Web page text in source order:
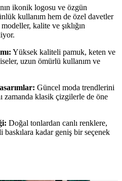
ikonik logosu ve özgün
kullanım hem de özel davetler
kalite ve şıklığın
Yüksek kaliteli pamuk, keten ve
uzun ömürlü kullanım ve
Güncel moda trendlerini
zamanda klasik çizgilerle de öne
Doğal tonlardan canlı renklere,
baskılara kadar geniş bir seçenek